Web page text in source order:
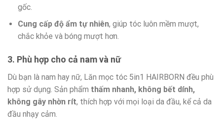
gốc.
Cung cấp độ ẩm tự nhiên, giúp tóc luôn mềm mượt,
chắc khỏe và bóng mượt hơn.
3. Phù hợp cho cả nam và nữ
Dù bạn là nam hay nữ, Lăn mọc tóc 5in1 HAIRBORN đều phù
hợp sử dụng. Sản phẩm thấm nhanh, không bết dính,
không gây nhờn rít, thích hợp với mọi loại da đầu, kể cả da
đầu nhạy cảm.